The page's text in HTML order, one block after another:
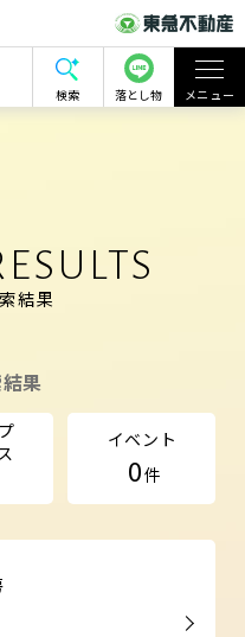
検索 落とし物 メニュー
結果
果
イベント
0件